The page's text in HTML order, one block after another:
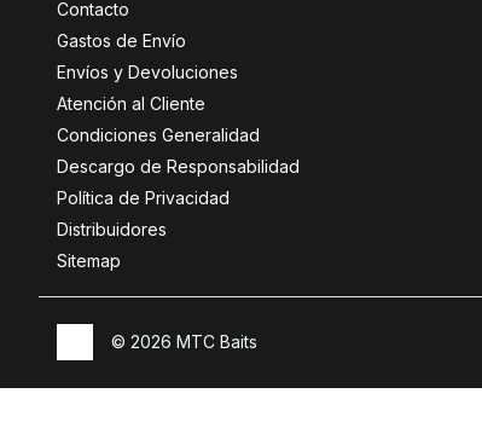
Contacto
Gastos de Envío
Envíos y Devoluciones
Atención al Cliente
Condiciones Generalidad
Descargo de Responsabilidad
Política de Privacidad
Distribuidores
Sitemap
© 2026 MTC Baits